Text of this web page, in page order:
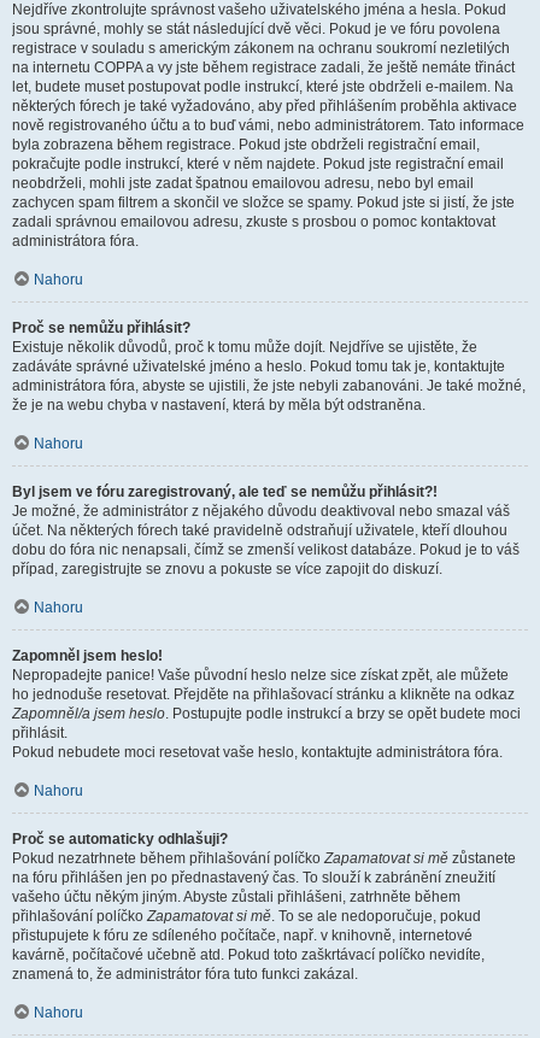
Nejdříve zkontrolujte správnost vašeho uživatelského jména a hesla. Pokud
jsou správné, mohly se stát následující dvě věci. Pokud je ve fóru povolena
registrace v souladu s americkým zákonem na ochranu soukromí nezletilých
na internetu COPPA a vy jste během registrace zadali, že ještě nemáte třináct
let, budete muset postupovat podle instrukcí, které jste obdrželi e-mailem. Na
některých fórech je také vyžadováno, aby před přihlášením proběhla aktivace
nově registrovaného účtu a to buď vámi, nebo administrátorem. Tato informace
byla zobrazena během registrace. Pokud jste obdrželi registrační email,
pokračujte podle instrukcí, které v něm najdete. Pokud jste registrační email
neobdrželi, mohli jste zadat špatnou emailovou adresu, nebo byl email
zachycen spam filtrem a skončil ve složce se spamy. Pokud jste si jistí, že jste
zadali správnou emailovou adresu, zkuste s prosbou o pomoc kontaktovat
administrátora fóra.
Nahoru
Proč se nemůžu přihlásit?
Existuje několik důvodů, proč k tomu může dojít. Nejdříve se ujistěte, že
zadáváte správné uživatelské jméno a heslo. Pokud tomu tak je, kontaktujte
administrátora fóra, abyste se ujistili, že jste nebyli zabanováni. Je také možné,
že je na webu chyba v nastavení, která by měla být odstraněna.
Nahoru
Byl jsem ve fóru zaregistrovaný, ale teď se nemůžu přihlásit?!
Je možné, že administrátor z nějakého důvodu deaktivoval nebo smazal váš
účet. Na některých fórech také pravidelně odstraňují uživatele, kteří dlouhou
dobu do fóra nic nenapsali, čímž se zmenší velikost databáze. Pokud je to váš
případ, zaregistrujte se znovu a pokuste se více zapojit do diskuzí.
Nahoru
Zapomněl jsem heslo!
Nepropadejte panice! Vaše původní heslo nelze sice získat zpět, ale můžete
ho jednoduše resetovat. Přejděte na přihlašovací stránku a klikněte na odkaz
Zapomněl/a jsem heslo. Postupujte podle instrukcí a brzy se opět budete moci
přihlásit.
Pokud nebudete moci resetovat vaše heslo, kontaktujte administrátora fóra.
Nahoru
Proč se automaticky odhlašuji?
Pokud nezatrhnete během přihlašování políčkoZapamatovat si mě zůstanete
na fóru přihlášen jen po přednastavený čas. To slouží k zabránění zneužití
vašeho účtu někým jiným. Abyste zůstali přihlášeni, zatrhněte během
přihlašování políčkoZapamatovat si mě. To se ale nedoporučuje, pokud
přistupujete k fóru ze sdíleného počítače, např. v knihovně, internetové
kavárně, počítačové učebně atd. Pokud toto zaškrtávací políčko nevidíte,
znamená to, že administrátor fóra tuto funkci zakázal.
Nahoru